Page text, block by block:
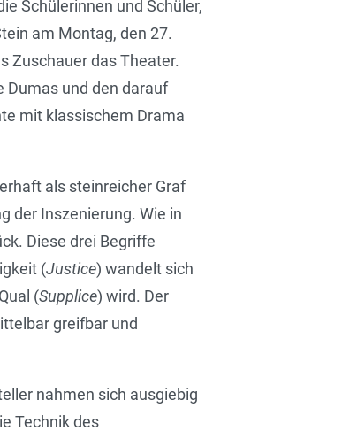
Schülerinnen und Schüler,
am Montag, den 27.
Zuschauer das Theater.
und den darauf
mit klassischem Drama
als steinreicher Graf
der Inszenierung. Wie in
Diese drei Begriffe
(Justice) wandelt sich
(Supplice) wird. Der
greifbar und
nahmen sich ausgiebig
Technik des